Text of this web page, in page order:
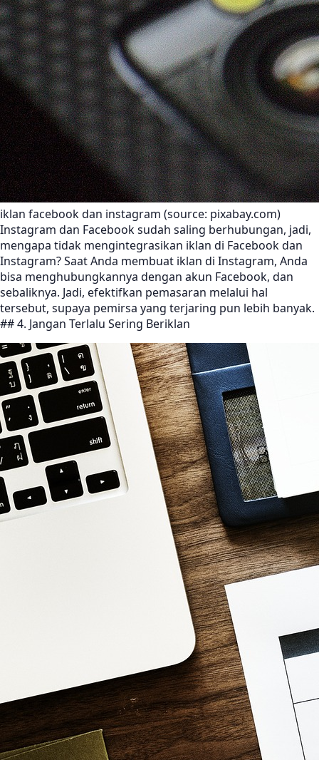
iklan facebook dan instagram (source: pixabay.com)
Instagram dan Facebook sudah saling berhubungan, jadi,
mengapa tidak mengintegrasikan iklan di Facebook dan
Instagram? Saat Anda membuat iklan di Instagram, Anda
bisa menghubungkannya dengan akun Facebook, dan
sebaliknya. Jadi, efektifkan pemasaran melalui hal
tersebut, supaya pemirsa yang terjaring pun lebih banyak.
## 4. Jangan Terlalu Sering Beriklan